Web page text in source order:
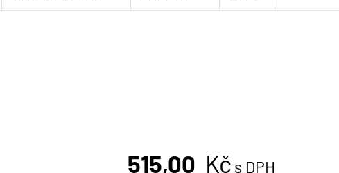
515,00 Kč s DPH